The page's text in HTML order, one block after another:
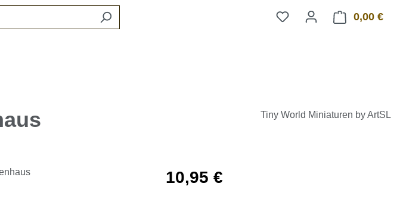
0,00 €
Tiny World Miniaturen by ArtSL
Regulärer Preis:
10,95 €